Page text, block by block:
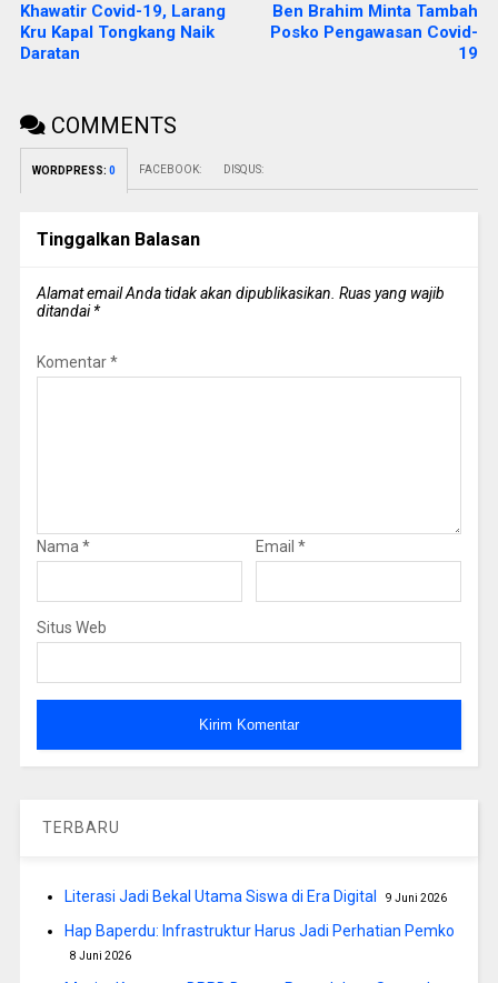
Khawatir Covid-19, Larang
Kru Kapal Tongkang Naik
Daratan
Ben Brahim Minta Tambah
Posko Pengawasan Covid-
19
COMMENTS
WORDPRESS: 0 FACEBOOK: DISQUS:
Tinggalkan Balasan
Alamat email Anda tidak akan dipublikasikan. Ruas yang wajib
ditandai*
Komentar*
Nama * Email *
Situs Web
TERBARU
Literasi Jadi Bekal Utama Siswa di Era Digital 9 Juni 2026
Hap Baperdu: Infrastruktur Harus Jadi Perhatian Pemko
8 Juni 2026